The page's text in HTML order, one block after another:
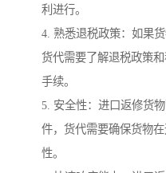
利进行。
4. 熟悉退税政策：如果
货代需要了解退税政策
手续。
5. 安全性：进口返修货
件，货代需要确保货物
性。